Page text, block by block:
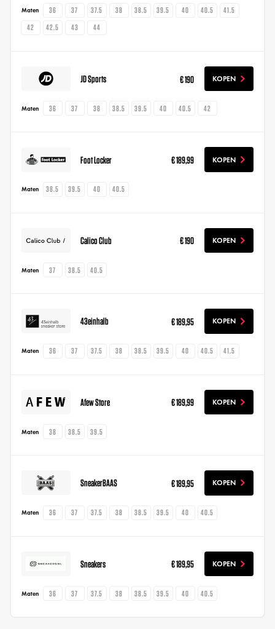
Maten 36 37 37.5 38 38.5 39.5 40 40.5
41.5
42
42.5 43 44
JD Sports € 190 KOPEN
Maten 36 37 38 38.5 39.5 40 40.5 42
Foot Locker € 189,99 KOPEN
Maten 38.5 39.5 40 40.5
Calico Club € 190 KOPEN
Maten 37 38.5 40.5
43einhalb € 189,95 KOPEN
Maten 36 37 37.5 38 38.5 39.5 40 40.5 41.5
Afew Store € 189,99 KOPEN
Maten 38 38.5 39.5
SneakerBAAS € 189,95 KOPEN
Maten 36 37 37.5 38 38.5 39.5 40 40.5
Sneakers € 189,95 KOPEN
Maten 36 37 37.5 38 38.5 39.5 40 40.5